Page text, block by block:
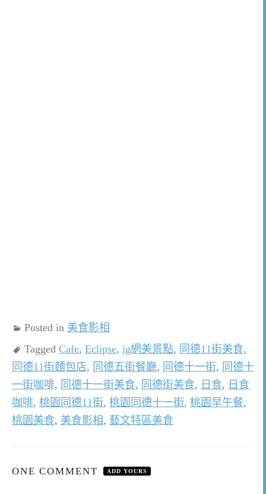
Posted in 美食影相
Tagged Cafe, Eclipse, ig網美景點, 同德11街美食,
同德11街麵包店, 同德五街餐廳, 同德十一街, 同德十
一街咖啡, 同德十一街美食, 同德街美食, 日食, 日食
咖啡, 桃園同德11街, 桃園同德十一街, 桃園早午餐,
桃園美食, 美食影相, 藝文特區美食
ONE COMMENT ADD YOURS